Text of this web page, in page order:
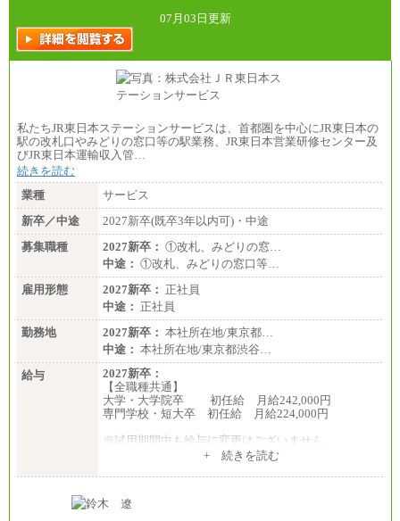
07月03日更新
私たちJR東日本ステーションサービスは、首都圏を中心にJR東日本の
駅の改札口やみどりの窓口等の駅業務、JR東日本営業研修センター及
びJR東日本運輸収入管…
続きを読む
業種
サービス
新卒／中途
2027新卒(既卒3年以内可)・中途
募集職種
2027新卒： ①改札、みどりの窓…
中途： ①改札、みどりの窓口等…
雇用形態
2027新卒： 正社員
中途： 正社員
勤務地
2027新卒： 本社所在地/東京都…
中途： 本社所在地/東京都渋谷…
給与
2027新卒：
【全職種共通】
大学・大学院卒 初任給 月給242,000円
専門学校・短大卒 初任給 月給224,000円
※試用期間中も給与に変更はございません
大学・大学院卒 初任給 月給242,000円
最終学歴に応じ、上記新卒給与（高卒の場合は、月
+ 続きを読む